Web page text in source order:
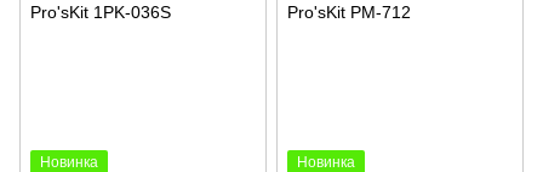
Новинка
Новинка